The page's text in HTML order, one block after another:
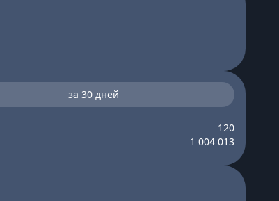
за 30 дней
120
1 004 013